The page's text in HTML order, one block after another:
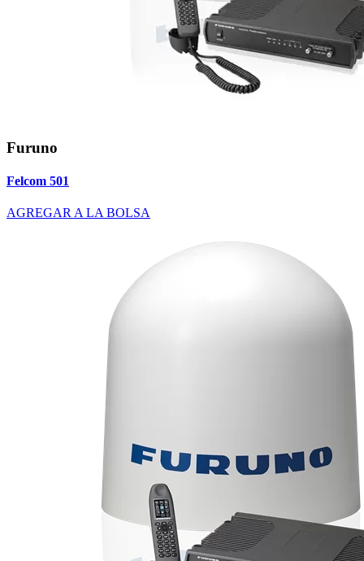
Furuno
Felcom 501
AGREGAR A LA BOLSA